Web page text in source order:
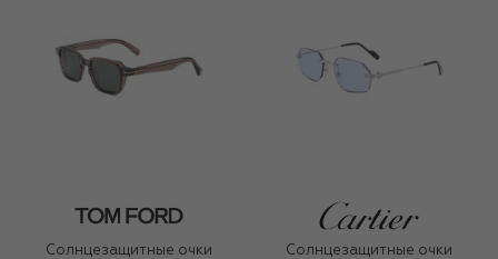
Солнцезащитные очки
Солнцезащитные очки